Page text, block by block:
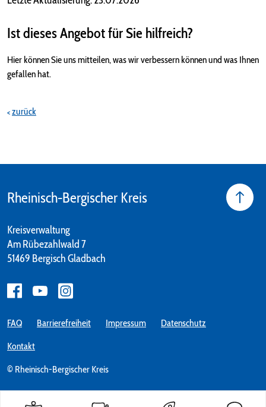
Ist dieses Angebot für Sie hilfreich?
Hier können Sie uns mitteilen, was wir verbessern können und was Ihnen
gefallen hat.
zurück
Rheinisch-Bergischer Kreis
Kreisverwaltung
Am Rübezahlwald 7
51469 Bergisch Gladbach
© Rheinisch-Bergischer Kreis
FAQ Barrierefreiheit Impressum Datenschutz
Kontakt